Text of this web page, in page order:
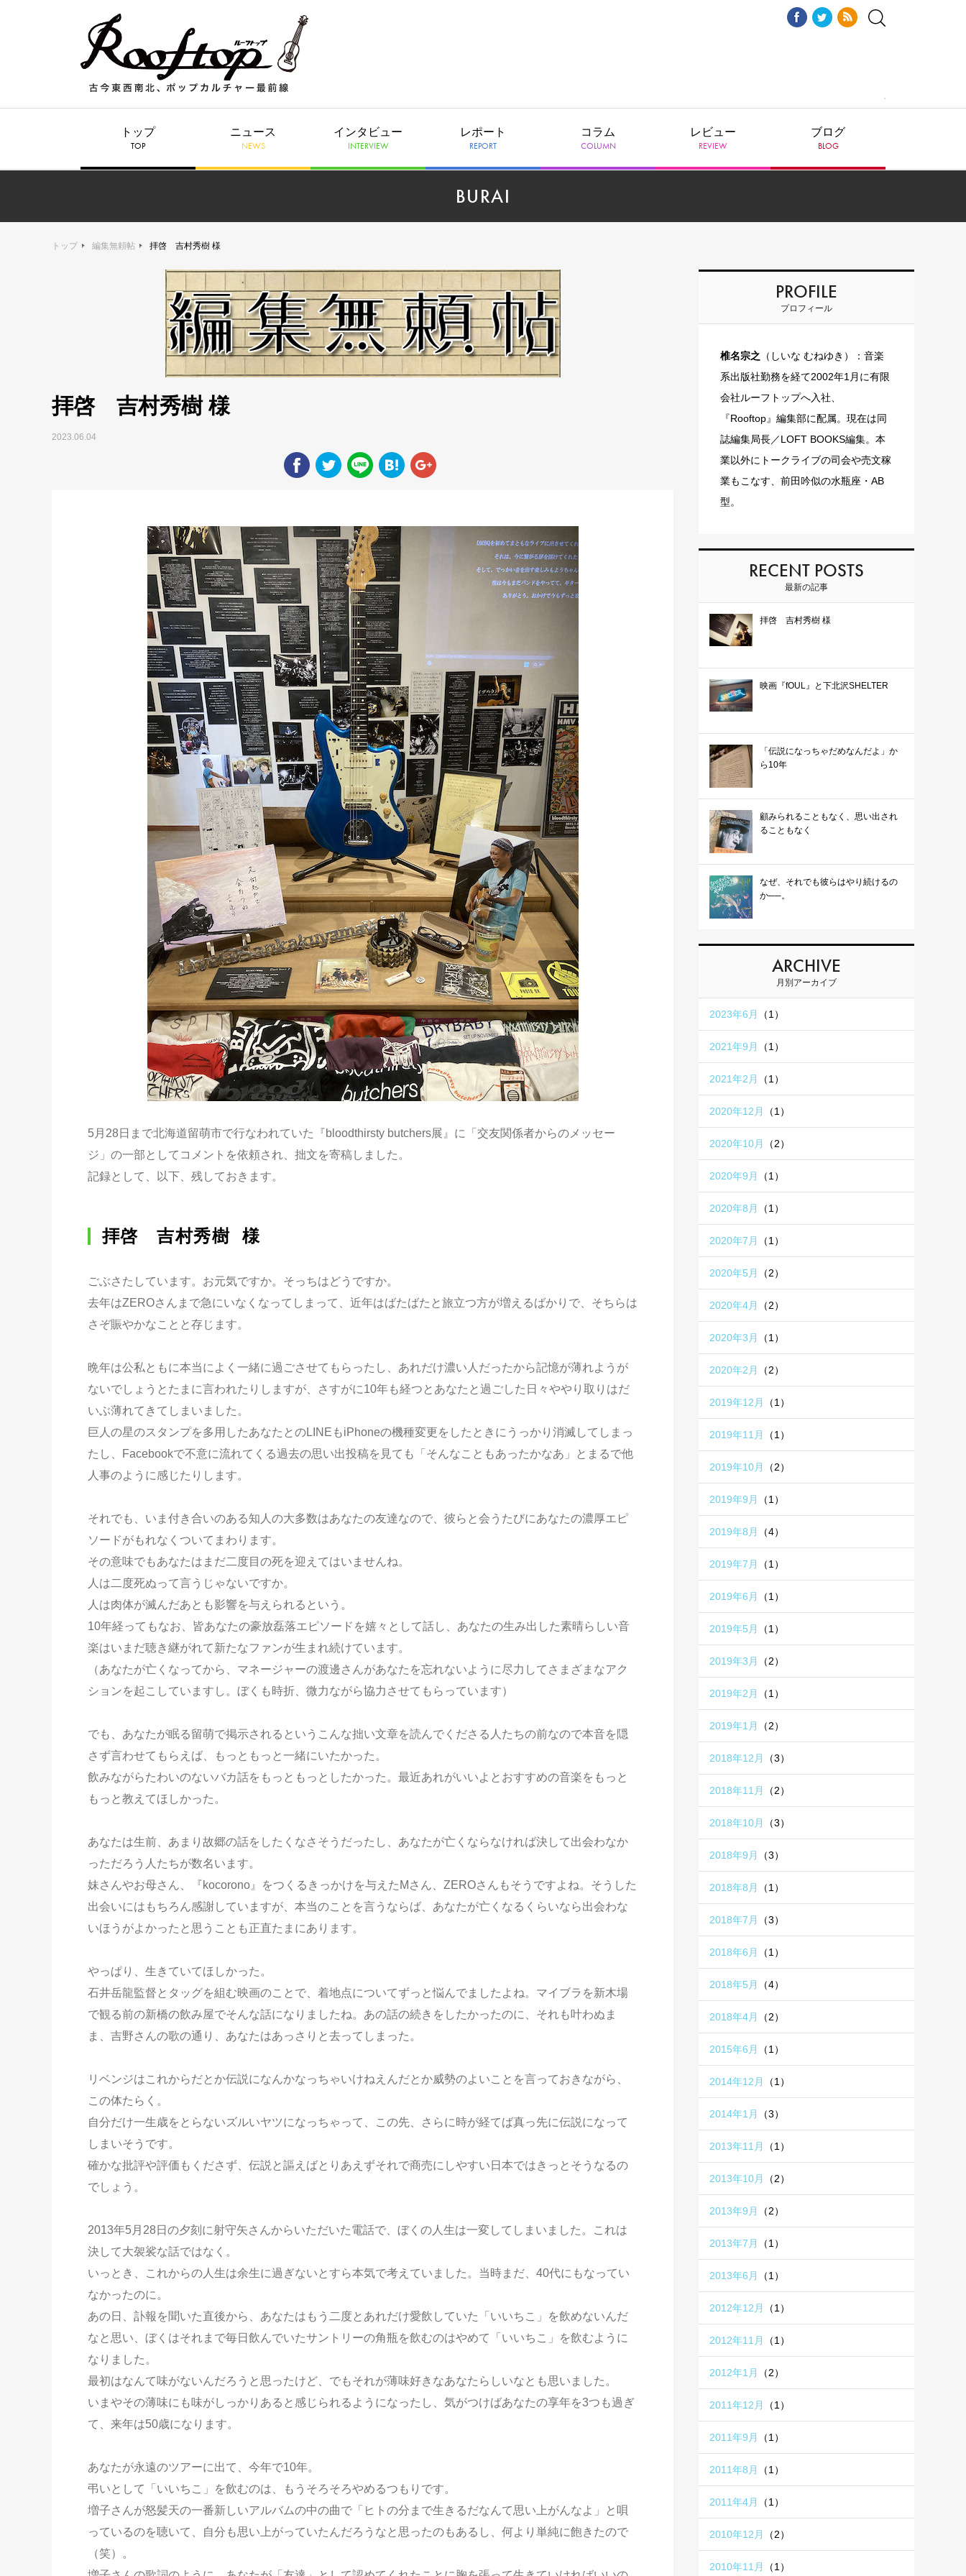
トップ
TOP
ニュース
NEWS
インタビュー
INTERVIEW
レポート
REPORT
コラム
COLUMN
レビュー
REVIEW
ブログ
BLOG
BURAI
トップ 編集無頼帖 拝啓 吉村秀樹 様
拝啓 吉村秀樹 様
2023.06.04
5月28日まで北海道留萌市で行なわれていた『bloodthirsty butchers展』に「交友関係者からのメッセー
ジ」の一部としてコメントを依頼され、拙文を寄稿しました。
記録として、以下、残しておきます。
拝啓 吉村秀樹 様
ごぶさたしています。お元気ですか。そっちはどうですか。
去年はZEROさんまで急にいなくなってしまって、近年はばたばたと旅立つ方が増えるばかりで、そちらは
さぞ賑やかなことと存じます。
晩年は公私ともに本当によく一緒に過ごさせてもらったし、あれだけ濃い人だったから記憶が薄れようが
ないでしょうとたまに言われたりしますが、さすがに10年も経つとあなたと過ごした日々ややり取りはだ
いぶ薄れてきてしまいました。
巨人の星のスタンプを多用したあなたとのLINEもiPhoneの機種変更をしたときにうっかり消滅してしまっ
たし、Facebookで不意に流れてくる過去の思い出投稿を見ても「そんなこともあったかなあ」とまるで他
人事のように感じたりします。
それでも、いま付き合いのある知人の大多数はあなたの友達なので、彼らと会うたびにあなたの濃厚エピ
ソードがもれなくついてまわります。
その意味でもあなたはまだ二度目の死を迎えてはいませんね。
人は二度死ぬって言うじゃないですか。
人は肉体が滅んだあとも影響を与えられるという。
10年経ってもなお、皆あなたの豪放磊落エピソードを嬉々として話し、あなたの生み出した素晴らしい音
楽はいまだ聴き継がれて新たなファンが生まれ続けています。
（あなたが亡くなってから、マネージャーの渡邊さんがあなたを忘れないように尽力してさまざまなアク
ションを起こしていますし。ぼくも時折、微力ながら協力させてもらっています）
でも、あなたが眠る留萌で掲示されるというこんな拙い文章を読んでくださる人たちの前なので本音を隠
さず言わせてもらえば、もっともっと一緒にいたかった。
飲みながらたわいのないバカ話をもっともっとしたかった。最近あれがいいよとおすすめの音楽をもっと
もっと教えてほしかった。
あなたは生前、あまり故郷の話をしたくなさそうだったし、あなたが亡くならなければ決して出会わなか
っただろう人たちが数名います。
妹さんやお母さん、『kocorono』をつくるきっかけを与えたMさん、ZEROさんもそうですよね。そうした
出会いにはもちろん感謝していますが、本当のことを言うならば、あなたが亡くなるくらいなら出会わな
いほうがよかったと思うことも正直たまにあります。
やっぱり、生きていてほしかった。
石井岳龍監督とタッグを組む映画のことで、着地点についてずっと悩んでましたよね。マイブラを新木場
で観る前の新橋の飲み屋でそんな話になりましたね。あの話の続きをしたかったのに、それも叶わぬま
ま、吉野さんの歌の通り、あなたはあっさりと去ってしまった。
リベンジはこれからだとか伝説になんかなっちゃいけねえんだとか威勢のよいことを言っておきながら、
この体たらく。
自分だけ一生歳をとらないズルいヤツになっちゃって、この先、さらに時が経てば真っ先に伝説になって
しまいそうです。
確かな批評や評価もくださず、伝説と謳えばとりあえずそれで商売にしやすい日本ではきっとそうなるの
でしょう。
2013年5月28日の夕刻に射守矢さんからいただいた電話で、ぼくの人生は一変してしまいました。これは
決して大袈裟な話ではなく。
いっとき、これからの人生は余生に過ぎないとすら本気で考えていました。当時まだ、40代にもなってい
なかったのに。
あの日、訃報を聞いた直後から、あなたはもう二度とあれだけ愛飲していた「いいちこ」を飲めないんだ
なと思い、ぼくはそれまで毎日飲んでいたサントリーの角瓶を飲むのはやめて「いいちこ」を飲むように
なりました。
最初はなんて味がないんだろうと思ったけど、でもそれが薄味好きなあなたらしいなとも思いました。
いまやその薄味にも味がしっかりあると感じられるようになったし、気がつけばあなたの享年を3つも過ぎ
て、来年は50歳になります。
あなたが永遠のツアーに出て、今年で10年。
弔いとして「いいちこ」を飲むのは、もうそろそろやめるつもりです。
増子さんが怒髪天の一番新しいアルバムの中の曲で「ヒトの分まで生きるだなんて思い上がんなよ」と唄
っているのを聴いて、自分も思い上がっていたんだろうなと思ったのもあるし、何より単純に飽きたので
（笑）。
PROFILE
プロフィール
椎名宗之 （しいな むねゆき）：音楽
系出版社勤務を経て2002年1月に有限
会社ルーフトップへ入社、
『Rooftop』編集部に配属。現在は同
誌編集局長／LOFT BOOKS編集。本
業以外にトークライブの司会や売文稼
業もこなす、前田吟似の水瓶座・AB
型。
RECENT POSTS
最新の記事
拝啓 吉村秀樹 様
映画『fOUL』と下北沢SHELTER
「伝説になっちゃだめなんだよ」か
ら10年
顧みられることもなく、思い出され
ることもなく
なぜ、それでも彼らはやり続けるの
か──。
ARCHIVE
月別アーカイブ
2023年6月 （1）
2021年9月 （1）
2021年2月 （1）
2020年12月 （1）
2020年10月 （2）
2020年9月 （1）
2020年8月 （1）
2020年7月 （1）
2020年5月 （2）
2020年4月 （2）
2020年3月 （1）
2020年2月 （2）
2019年12月 （1）
2019年11月 （1）
2019年10月 （2）
2019年9月 （1）
2019年8月 （4）
2019年7月 （1）
2019年6月 （1）
2019年5月 （1）
2019年3月 （2）
2019年2月 （1）
2019年1月 （2）
2018年12月 （3）
2018年11月 （2）
2018年10月 （3）
2018年9月 （3）
2018年8月 （1）
2018年7月 （3）
2018年6月 （1）
2018年5月 （4）
2018年4月 （2）
2015年6月 （1）
2014年12月 （1）
2014年1月 （3）
2013年11月 （1）
2013年10月 （2）
2013年9月 （2）
2013年7月 （1）
2013年6月 （1）
2012年12月 （1）
2012年11月 （1）
2012年1月 （2）
2011年12月 （1）
2011年9月 （1）
2011年8月 （1）
2011年4月 （1）
2010年12月 （2）
2010年11月 （1）